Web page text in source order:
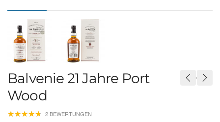
Balvenie 21 Jahre Port
Wood
★★★★★
★★★★★ 2 BEWERTUNGEN